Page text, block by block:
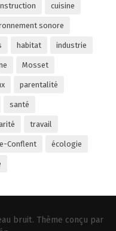
cuisine
sonore
habitat industrie
Mosset
parentalité
santé
travail
Conflent écologie
bruit. Thème conçu par